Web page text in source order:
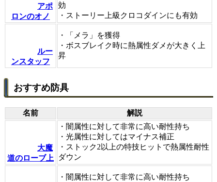
アポ
ロンのオノ
効
・ストーリー上級クロコダインにも有効
ルー
ンスタッフ
・「メラ」を獲得
・ボスブレイク時に熱属性ダメが大きく上
昇
おすすめ防具
名前 解説
大魔
道のローブ上
・闇属性に対して非常に高い耐性持ち
・光属性に対してはマイナス補正
・ストック2以上の特技ヒットで熱属性耐性
ダウン
・闇属性に対して非常に高い耐性持ち